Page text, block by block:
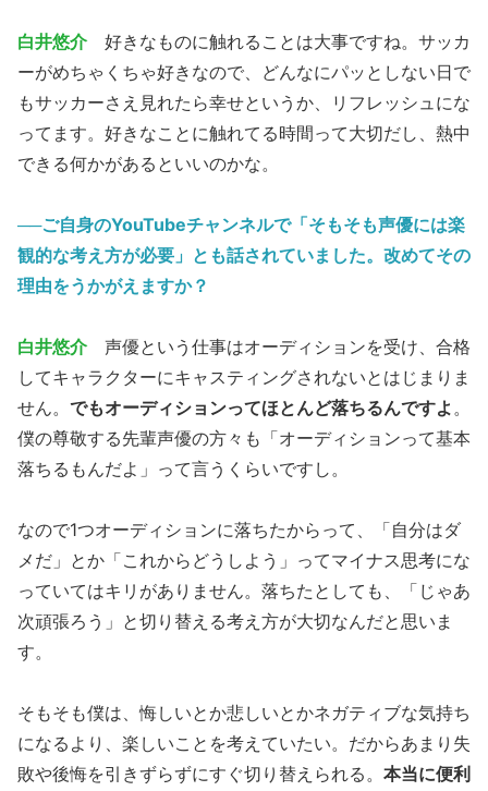
白井悠介好きなものに触れることは大事ですね。サッカ
ーがめちゃくちゃ好きなので、どんなにパッとしない日で
もサッカーさえ見れたら幸せというか、リフレッシュにな
ってます。好きなことに触れてる時間って大切だし、熱中
できる何かがあるといいのかな。
──ご自身のYouTubeチャンネルで「そもそも声優には楽
観的な考え方が必要」とも話されていました。改めてその
理由をうかがえますか？
白井悠介声優という仕事はオーディションを受け、合格
してキャラクターにキャスティングされないとはじまりま
せん。 でもオーディションってほとんど落ちるんですよ 。
僕の尊敬する先輩声優の方々も「オーディションって基本
落ちるもんだよ」って言うくらいですし。
なので1つオーディションに落ちたからって、「自分はダ
メだ」とか「これからどうしよう」ってマイナス思考にな
っていてはキリがありません。落ちたとしても、「じゃあ
次頑張ろう」と切り替える考え方が大切なんだと思いま
す。
そもそも僕は、悔しいとか悲しいとかネガティブな気持ち
になるより、楽しいことを考えていたい。だからあまり失
敗や後悔を引きずらずにすぐ切り替えられる。 本当に便利